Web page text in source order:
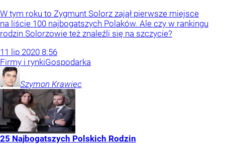
W tym roku to Zygmunt Solorz zajął pierwsze miejsce
na liście 100 najbogatszych Polaków. Ale czy w rankingu
rodzin Solorzowie też znaleźli się na szczycie?
11 lip 2020 8:56
Firmy i rynkiGospodarka
Szymon Krawiec
25 Najbogatszych Polskich Rodzin